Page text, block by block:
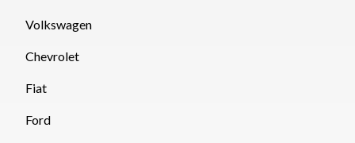
Volkswagen
Chevrolet
Fiat
Ford